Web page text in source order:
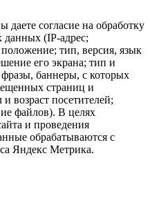
даете согласие на обработку
данных (IP-адрес;
тип, версия, язык
его экрана; тип и
баннеры, с которых
страниц и
возраст посетителей;
файлов). В целях
и проведения
обрабатываются с
Яндекс Метрика.